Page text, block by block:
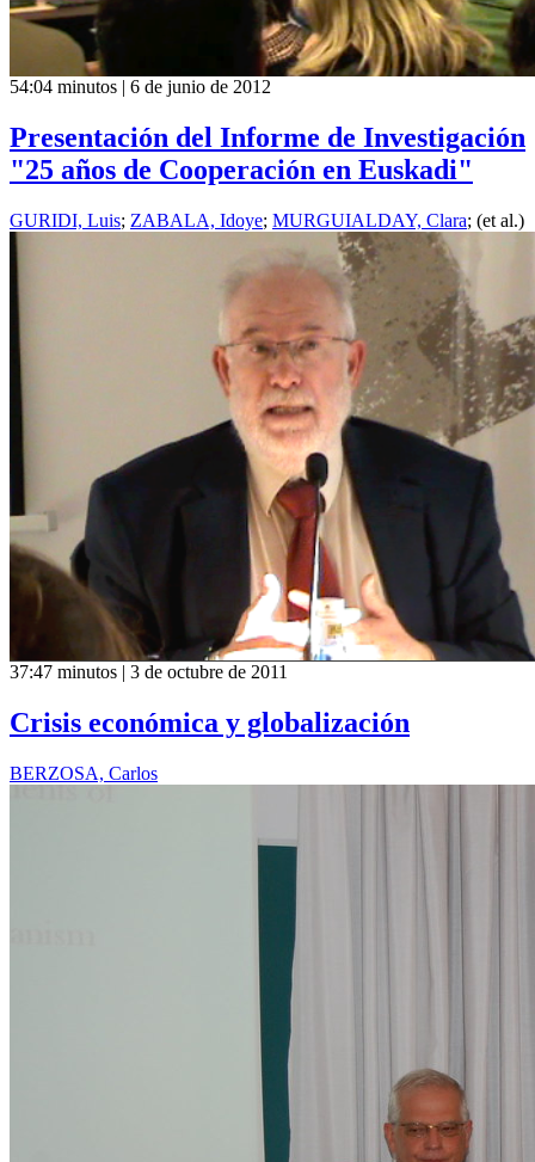
54:04 minutos | 6 de junio de 2012
Presentación del Informe de Investigación
"25 años de Cooperación en Euskadi"
GURIDI, Luis; ZABALA, Idoye; MURGUIALDAY, Clara; (et al.)
37:47 minutos | 3 de octubre de 2011
Crisis económica y globalización
BERZOSA, Carlos